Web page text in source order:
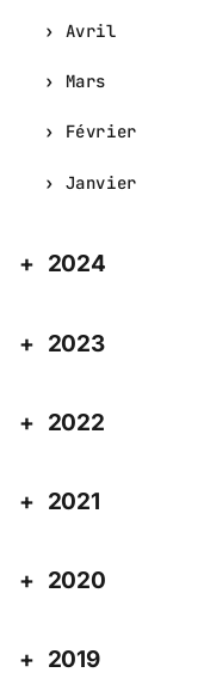
Avril
Mars
Février
Janvier
2024
2023
2022
2021
2020
2019